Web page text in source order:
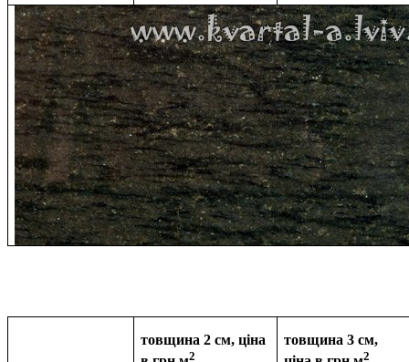
товщина 2 см, ціна
2
товщина 3 см,
2